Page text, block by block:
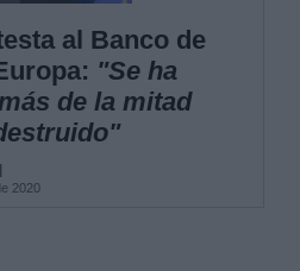
al Banco de
"Se ha
de la mitad
2020